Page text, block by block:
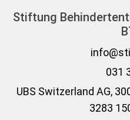
Stiftung
031
UBS Switzerland AG,
3283